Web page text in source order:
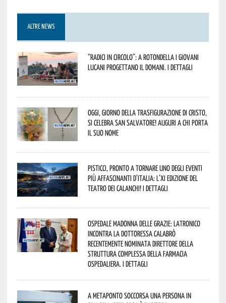
ALTRE NEWS
“Radici in Circolo”: a Rotondella i giovani
lucani progettano il domani. I dettagli
Oggi, giorno della Trasfigurazione di Cristo,
si celebra San Salvatore! Auguri a chi porta
il suo nome
Pisticci, pronto a tornare uno degli eventi
più affascinanti d’Italia: l’XI edizione del
Teatro dei Calanchi! I dettagli
Ospedale Madonna delle Grazie: Latronico
incontra la dottoressa Calabrò
recentemente nominata Direttore della
Struttura Complessa della Farmacia
Ospedaliera. I dettagli
A Metaponto soccorsa una persona in